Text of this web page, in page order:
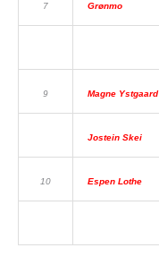
7 Grønmo
9 Magne Ystgaard
Jostein Skei
10 Espen Lothe